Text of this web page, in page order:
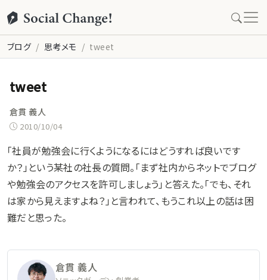
ブログ 思考メモ tweet
tweet
倉貫 義人
2010/10/04
「社員が勉強会に行くようになるにはどうすれば良いです
か？」という某社の社長の質問。「まず社内からネットでブログ
や勉強会のアクセスを許可しましょう」と答えた。「でも、それ
は家から見えますよね？」と言われて、もうこれ以上の話は困
難だと思った。
倉貫 義人